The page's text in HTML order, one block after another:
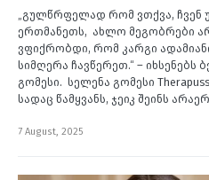
„გულწრფელად რომ ვთქვა,
ერთმანეთს, ახლო მეგობრები
ვფიქრობდი, რომ კარგი
სიმღერა ჩავწერეთ.“ – იხსენებს
გომესი. სელენა გომესი
სადაც წამყვანს, ჯეიკ შეინს
7 August, 2025